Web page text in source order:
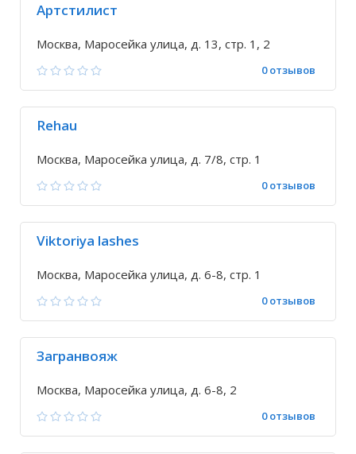
Артстилист
Москва, Маросейка улица, д. 13, стр. 1, 2
0 отзывов
Rehau
Москва, Маросейка улица, д. 7/8, стр. 1
0 отзывов
Viktoriya lashes
Москва, Маросейка улица, д. 6-8, стр. 1
0 отзывов
Загранвояж
Москва, Маросейка улица, д. 6-8, 2
0 отзывов